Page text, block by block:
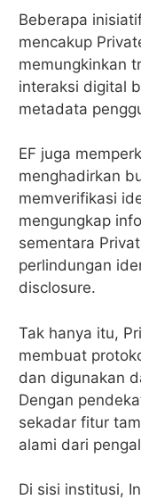
Beberapa
mencakup
memungkinkan
interaksi digital
metadata
EF juga
menghadirkan
memverifikasi
mengungkap
sementara
perlindungan
disclosure.
Tak hanya itu,
membuat
dan digunakan
Dengan
sekadar fitur
alami dari
Di sisi institusi,